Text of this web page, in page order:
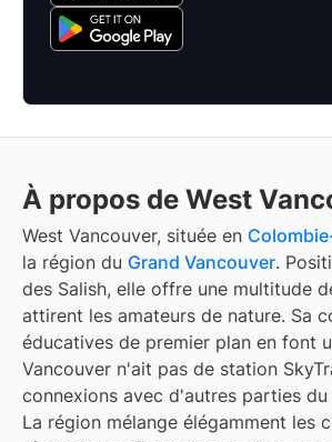
À propos de West
West Vancouver, située en
la région du Grand Vancouver.
des Salish, elle offre une multitude
attirent les amateurs de nature. Sa
éducatives de premier plan en font
Vancouver n'ait pas de station
connexions avec d'autres parties du
La région mélange élégamment les